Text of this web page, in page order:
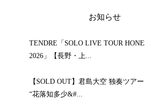
お知らせ
TENDRE「SOLO LIVE TOUR
2026」【長野・上...
【SOLD OUT】君島大空 独奏ツアー
“花落知多少&#...